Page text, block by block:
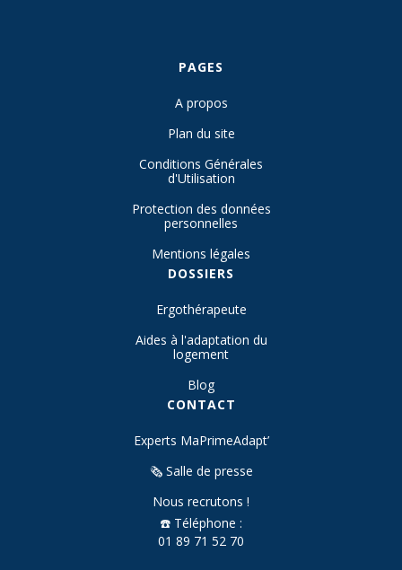
PAGES
A propos
Plan du site
Conditions Générales
d'Utilisation
Protection des données
personnelles
Mentions légales
DOSSIERS
Ergothérapeute
Aides à l'adaptation du
logement
Blog
CONTACT
Experts MaPrimeAdapt’
🗞️ Salle de presse
Nous recrutons !
☎️ Téléphone :
01 89 71 52 70